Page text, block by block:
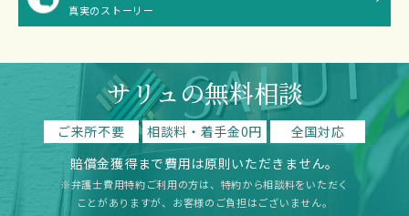
真実のストーリー
サリュの無料相談
ご来所不要 相談料・着手金0円
全国対応
賠償金獲得まで費用は原則いただきません。
※弁護士費用特約ご利用の方は、特約から相談料をいただく
ことがありますが、お客様のご負担はございません。